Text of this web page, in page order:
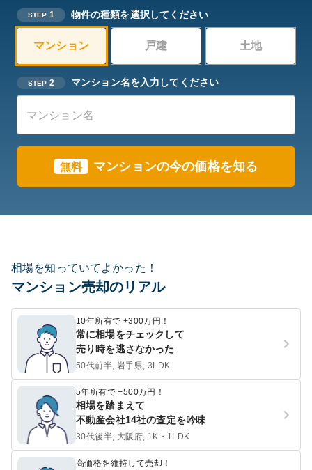
STEP 1 物件の種類を選択してください
マンション 戸建 土地
STEP 2 マンション名を入力してください
無料 マンションの今の価格を知る
相場を知っていてよかった！
マンション売却のリアル
10年所有で +300万円！
常に相場をチェックして
売り時を逃さなかった
50代前半, 岩手県, 3LDK
5年所有で +500万円！
相場を踏まえて
不動産会社14社の査定を吟味
30代後半, 大阪府, 1K・1LDK
高価格を維持して売却！